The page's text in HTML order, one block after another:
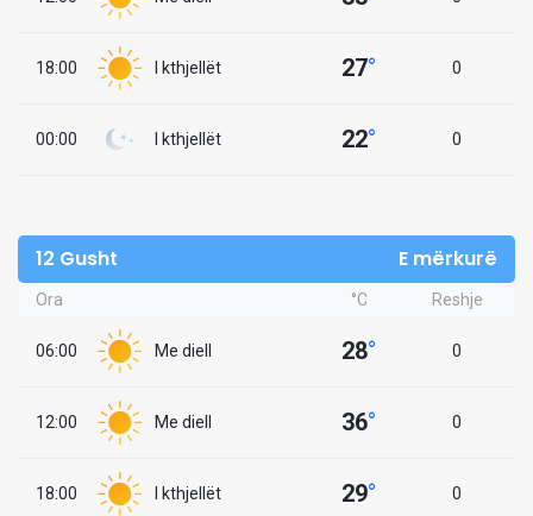
18:00 I kthjellët 27° 0
00:00 I kthjellët 22° 0
12 Gusht E mërkurë
Ora °C Reshje
06:00 Me diell 28° 0
12:00 Me diell 36° 0
18:00 I kthjellët 29° 0